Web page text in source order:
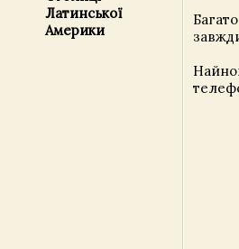
Латинської
Америки